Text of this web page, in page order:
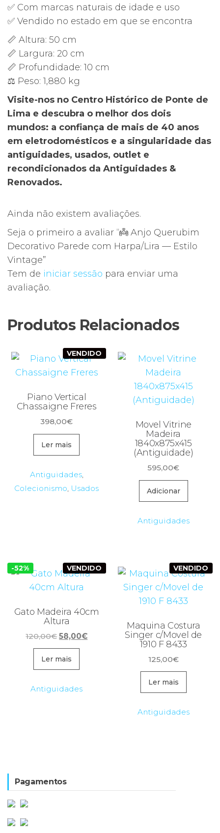
✅ Com marcas naturais de idade e uso
✅ Vendido no estado em que se encontra
📏 Altura: 50 cm
📏 Largura: 20 cm
📏 Profundidade: 10 cm
⚖️ Peso: 1,880 kg
Visite-nos no Centro Histórico de Ponte de
Lima e descubra o melhor dos dois
mundos: a confiança de mais de 40 anos
em eletrodomésticos e a singularidade das
antiguidades, usados, outlet e
recondicionados da Antiguidades &
Renovados.
Ainda não existem avaliações.
Seja o primeiro a avaliar “👼 Anjo Querubim
Decorativo Parede com Harpa/Lira — Estilo
Vintage”
Tem de iniciar sessão para enviar uma
avaliação.
Produtos Relacionados
VENDIDO
Piano Vertical
Chassaigne Freres
398,00€
Ler mais
Antiguidades,
Colecionismo, Usados
Movel Vitrine
Madeira
1840x875x415
(Antiguidade)
595,00€
Adicionar
Antiguidades
-52% VENDIDO
Gato Madeira 40cm
Altura
120,00€O
preço
original
era:
58,00€O
Ler mais
Antiguidades
VENDIDO
Maquina Costura
Singer c/Movel de
1910 F 8433
125,00€
Ler mais
Antiguidades
Pagamentos